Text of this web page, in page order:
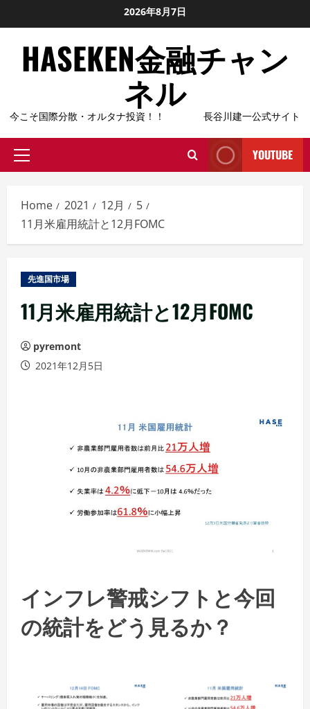
to
content
2026年8月7日
HASEKEN金融チャン
ネル
今こそ国際分散・オルタナ投資！！ 長谷川建一公式サイト
Primary
YOUTUBE
Home 2021 12月
5
11月米雇用統計と12月FOMC
先進国市場
11月米雇用統計と12月FOMC
pyremont
2021年12月5日
インフレ警戒シフトと今回
の統計をどう見るか？